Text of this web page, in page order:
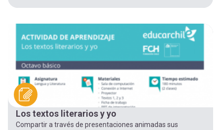
Los textos literarios y yo
Compartir a través de presentaciones animadas sus